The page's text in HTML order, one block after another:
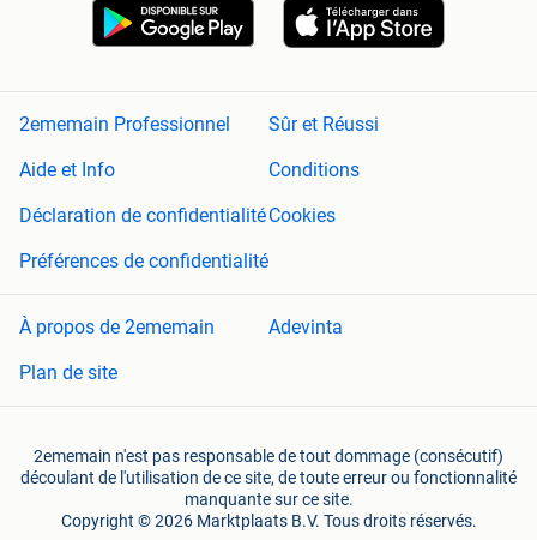
2ememain Professionnel
Sûr et Réussi
Aide et Info
Conditions
Déclaration de confidentialitéCookies
Préférences de confidentialité
À propos de 2ememain
Adevinta
Plan de site
2ememain n'est pas responsable de tout dommage (consécutif)
découlant de l'utilisation de ce site, de toute erreur ou fonctionnalité
manquante sur ce site.
Copyright © 2026 Marktplaats B.V. Tous droits réservés.